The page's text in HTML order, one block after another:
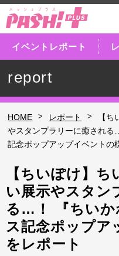
イベントレポート
report
HOME > レポート >
【
やスタンプラリーに癒され
記念ポップアップイベントの
【ちいぽけ】
い展示やスタン
る…！ 『ちいか
ス記念ポップア
をレポート